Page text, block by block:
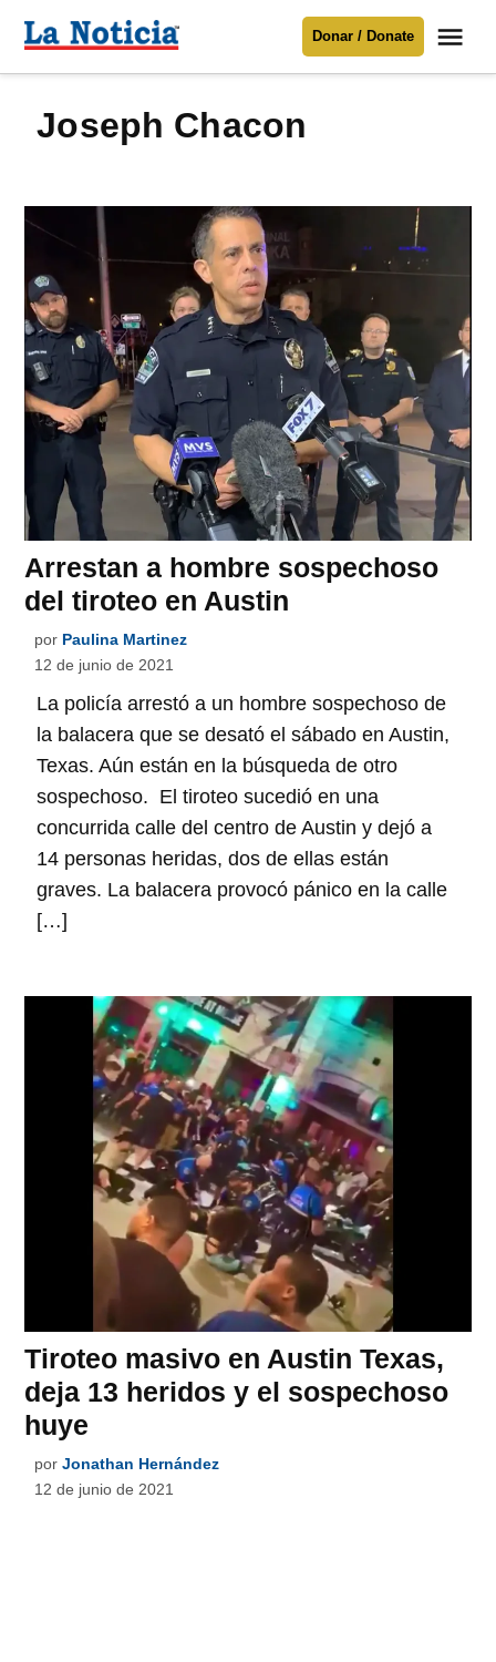
Para mantenerte informado necesitamos
contenido
Noticia
Donar / Donate
Joseph Chacon
Arrestan a hombre sospechoso
del tiroteo en Austin
por Paulina Martinez
12 de junio de 2021
La policía arrestó a un hombre sospechoso de
la balacera que se desató el sábado en Austin,
Texas. Aún están en la búsqueda de otro
sospechoso. El tiroteo sucedió en una
concurrida calle del centro de Austin y dejó a
14 personas heridas, dos de ellas están
graves. La balacera provocó pánico en la calle
[…]
Tiroteo masivo en Austin Texas,
deja 13 heridos y el sospechoso
huye
por Jonathan Hernández
12 de junio de 2021